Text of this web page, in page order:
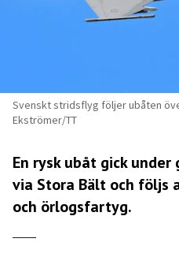
Svenskt stridsflyg följer ubåten
Ekströmer/TT
En rysk ubåt gick
via Stora Bält och följs
och örlogsfartyg.